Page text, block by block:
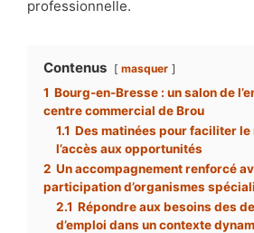
professionnelle.
Contenus masquer
1 Bourg-en-Bresse : un salon de
centre commercial de Brou
1.1 Des matinées pour faciliter
l’accès aux opportunités
2 Un accompagnement renforcé
participation d’organismes
2.1 Répondre aux besoins des
d’emploi dans un contexte